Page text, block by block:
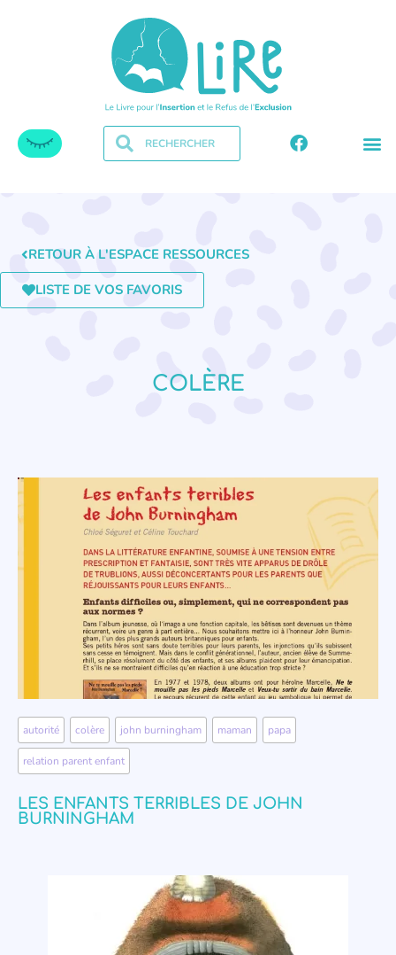
RETOUR À L'ESPACE RESSOURCES
LISTE DE VOS FAVORIS
COLÈRE
autorité colère john burningham maman papa
relation parent enfant
LES ENFANTS TERRIBLES DE JOHN
BURNINGHAM